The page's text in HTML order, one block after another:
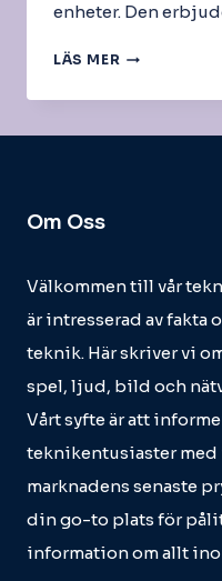
enheter. Den
LÄS MER SODIMM
Om Oss
Välkommen till vår
är intresserad av fakta
teknik. Här skriver vi
spel, ljud, bild och
Vårt syfte är att
teknikentusiaster
marknadens senaste
din go-to plats för
information om allt